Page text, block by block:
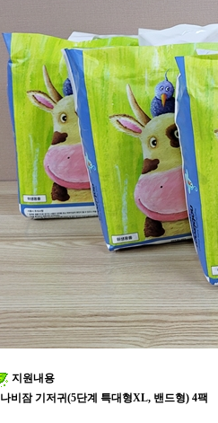
지원내용
나비잠 기저귀(5단계 특대형XL, 밴드형) 4팩